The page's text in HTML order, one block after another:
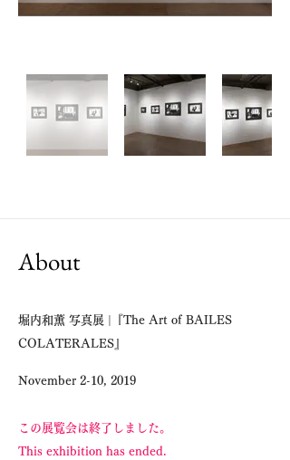
About
堀内和薫 写真展 |『The Art of BAILES
COLATERALES』
November 2-10, 2019
この展覧会は終了しました。
This exhibition has ended.